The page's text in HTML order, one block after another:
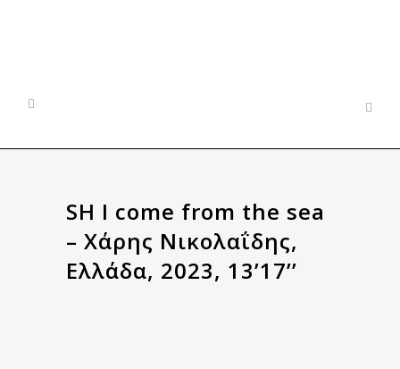
SH I come from the sea
– Χάρης Νικολαΐδης,
Ελλάδα, 2023, 13’17’’